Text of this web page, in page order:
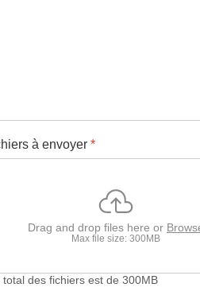
à envoyer *
Drag and drop files here or
Max file size: 300MB
des fichiers est de 300MB